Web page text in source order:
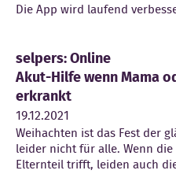
Die App wird laufend
selpers: Online
Akut-Hilfe wenn Mama
erkrankt
19.12.2021
Weihachten ist das Fest der
leider nicht für alle. Wenn
Elternteil trifft, leiden auch